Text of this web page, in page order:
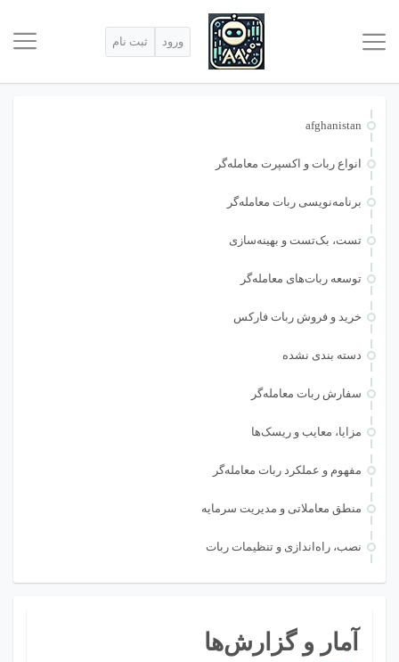
ورود ثبت نام
afghanistan
انواع ربات و اکسپرت معامله‌گر
برنامه‌نویسی ربات معامله‌گر
تست، بک‌تست و بهینه‌سازی
توسعه ربات‌های معامله‌گر
خرید و فروش ربات فارکس
دسته بندی نشده
سفارش ربات معامله‌گر
مزایا، معایب و ریسک‌ها
مفهوم و عملکرد ربات معامله‌گر
منطق معاملاتی و مدیریت سرمایه
نصب، راه‌اندازی و تنظیمات ربات
آمار و گزارش‌ها